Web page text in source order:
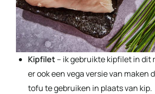
Kipfilet – ik gebruikte kipfilet in dit
er ook een vega versie van maken
tofu te gebruiken in plaats van kip.